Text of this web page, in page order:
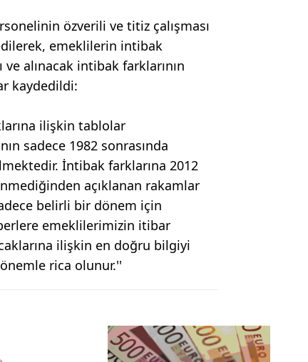
özverili ve titiz çalışması
emeklilerin intibak
alınacak intibak farklarının
kaydedildi:
ilişkin tablolar
sadece 1982 sonrasında
İntibak farklarına 2012
açıklanan rakamlar
belirli bir dönem için
emeklilerimizin itibar
ilişkin en doğru bilgiyi
rica olunur.''